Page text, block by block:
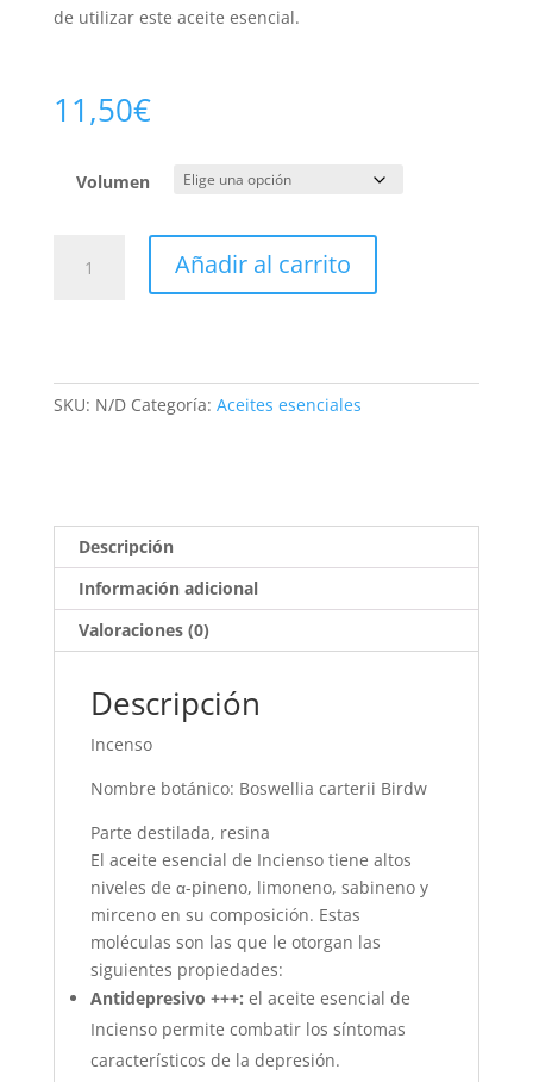
de utilizar este aceite esencial.
11,50€
Volumen
Añadir al carrito
SKU: N/D Categoría: Aceites esenciales
Descripción
Información adicional
Valoraciones (0)
Descripción
Incenso
Nombre botánico: Boswellia carterii Birdw
Parte destilada, resina
El aceite esencial de Incienso tiene altos
niveles de α-pineno, limoneno, sabineno y
mirceno en su composición. Estas
moléculas son las que le otorgan las
siguientes propiedades:
Antidepresivo +++: el aceite esencial de
Incienso permite combatir los síntomas
característicos de la depresión.